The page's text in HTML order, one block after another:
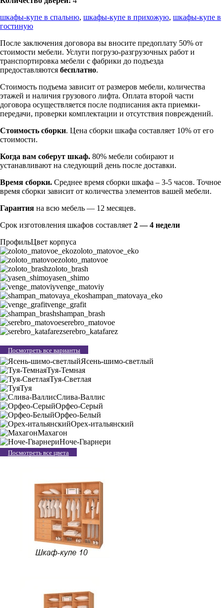
шкафы-купе в спальню, шкафы-купе в прихожую, шкафы-купе в
гостиную
После заключения договора вы вносите предоплату 50% от
стоимости мебели. Услуги погрузо-разгрузочных работ и
транспортировка мебели с фабрики до подъезда
предоставляются бесплатно.
Стоимость подъема зависит от размеров мебели, количества
этажей и наличия грузового лифта. Оплата второй части
договора осуществляется после подписания акта приемки-
передачи, проверки комплектации и отсутствия повреждений.
Стоимость сборки. Цена сборки шкафа составляет 10% от его
стоимости.
Когда вам соберут шкаф. 80% мебели собирают и
устанавливают на следующий день после доставки.
Время сборки. Среднее время сборки шкафа – 3-5 часов. Точное
время сборки зависит от количества элементов вашей мебели.
Гарантия на всю мебель — 12 месяцев.
Срок изготовления шкафов составляет 2 — 4 недели
ПрофильЦвет корпуса
zoloto_matovoe_eko
zoloto_matovoe
zoloto_brash
yasen_shimo
venge_matoviy
shampan_matovaya_eko
venge_grafit
shampan_brash
serebro_matovoe
serebro_katafarez
Посмотреть все варианты
Ясень-шимо-светлый
Туя-Темная
Туя-Светлая
Туя
Слива-Валлис
Орфео-Серый
Орфео-Белый
Орех-итальянский
Махагон
Ноче-Гварнери
Посмотреть все цвета